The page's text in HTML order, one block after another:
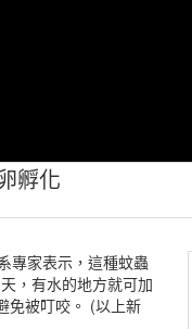
孵化
專家表示，這種蚊蟲
，有水的地方就可加
免被叮咬。 (以上新